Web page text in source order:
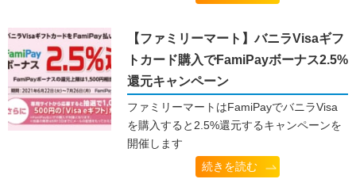
【ファミリーマート】バニラVisaギフ
トカード購入でFamiPayボーナス2.5%
還元キャンペーン
ファミリーマートはFamiPayでバニラVisa
を購入すると2.5%還元するキャンペーンを
開催します
続きを読む